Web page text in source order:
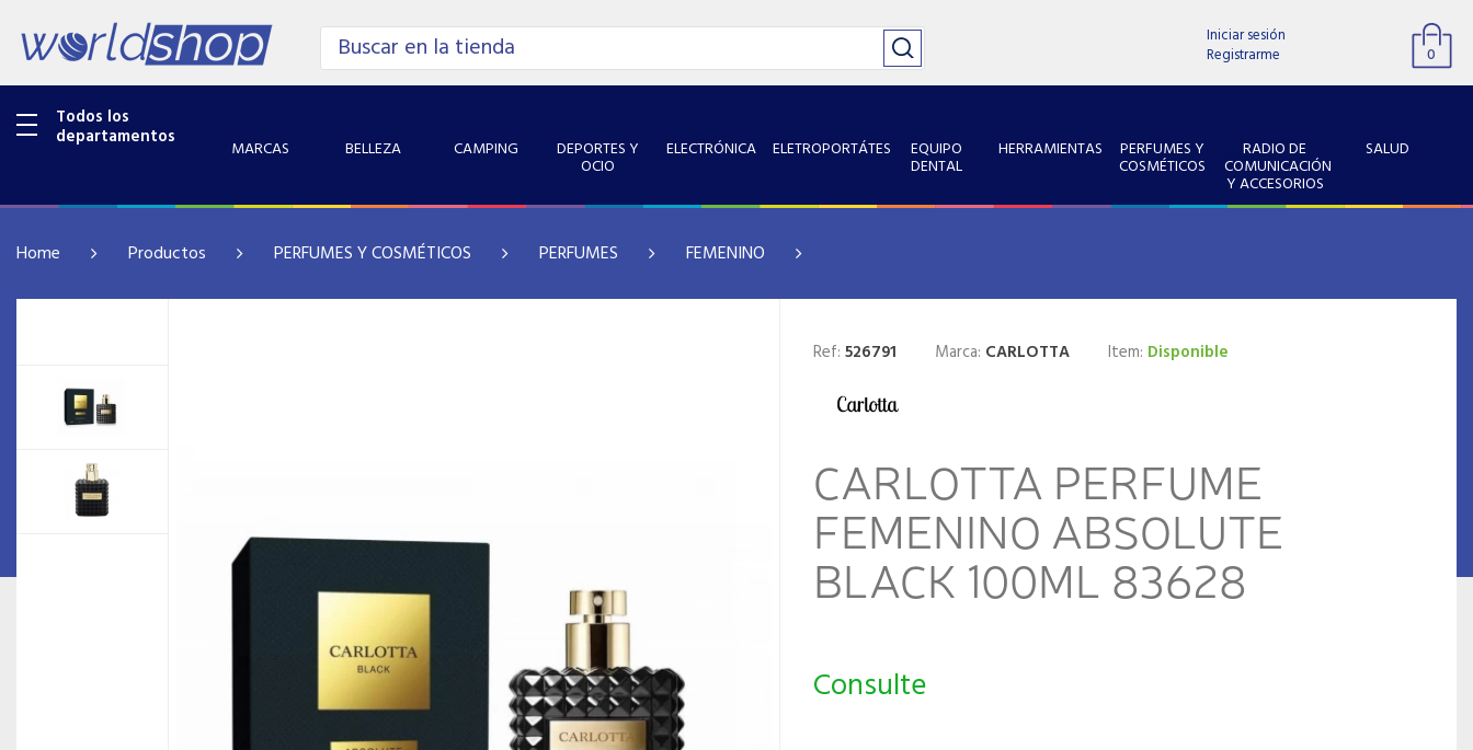
Iniciar sesión
Registrarme
0
Todos los
departamentos MARCAS BELLEZA CAMPING DEPORTES Y
OCIO
ELECTRÓNICA ELETROPORTÁTES EQUIPO
DENTAL
HERRAMIENTAS PERFUMES Y
COSMÉTICOS
RADIO DE
COMUNICACIÓN
Y ACCESORIOS
SALUD
Home Productos PERFUMES Y COSMÉTICOS PERFUMES FEMENINO
Ref:526791 Marca: CARLOTTA Item: Disponible
CARLOTTA PERFUME
FEMENINO ABSOLUTE
BLACK 100ML 83628
Consulte